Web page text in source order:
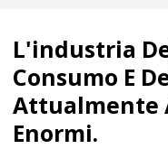
L'industria
Consumo E
Attualmente
Enormi.